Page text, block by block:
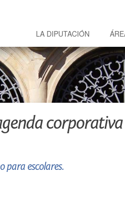
LA DIPUTACIÓN
corporativa
para escolares.